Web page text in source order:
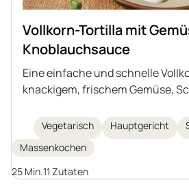
Vollkorn-Tortilla mit
Knoblauchsauce
Eine einfache und schnelle
knackigem, frischem Gemüse,
auf Basis von Naturjoghurt und
als nahrhafter Snack,
Abendessen. Ein Gericht, das
ist und reich an Geschmack.
Vegetarisch Hauptgericht
Massenkochen
25 Min.11 Zutaten